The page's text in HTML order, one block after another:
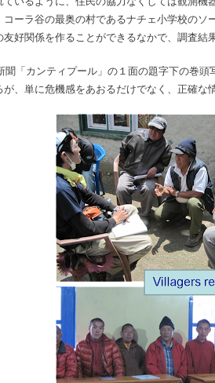
ーラ谷の最奥の村であるナチェ小学校の
好関係を作ることができるなかで、調査
聞「カンティプール」の１面の題字下の巻
、単に危機感をあおるだけでなく、正確